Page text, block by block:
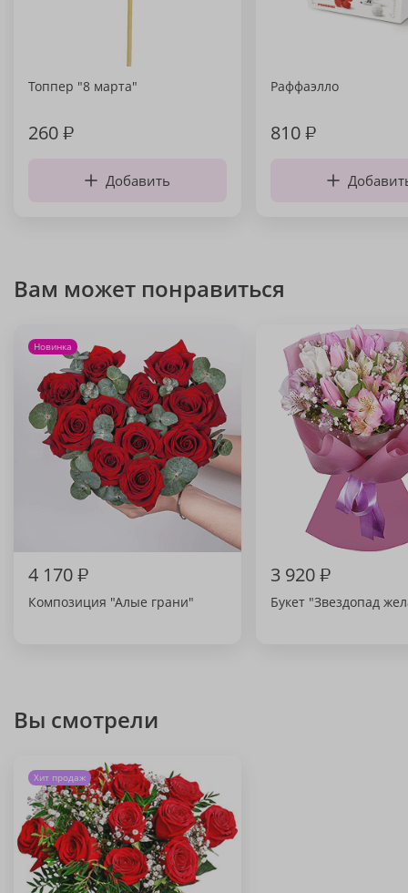
Топпер "8 марта"
260₽
Добавить
Раффаэлло
810₽
Вам может понравиться
Новинка
4 170₽
Композиция "Алые грани"
3 920₽
Букет "Звездопад
Вы смотрели
Хит продаж